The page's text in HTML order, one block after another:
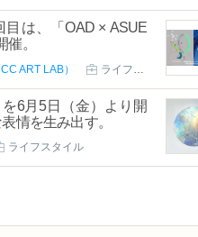
は、「OAD × ASUE
。
ART LAB） ライフスタイル
6月5日（金）より開
情を生み出す。
ライフスタイル